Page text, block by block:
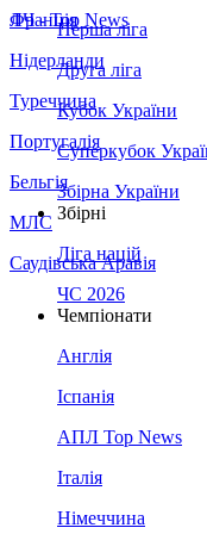
Франція
Нідерланди
Туреччина
Португалія
Бельгія
МЛС
Саудівська Аравія
ЛЧ - Top News
Перша ліга
Друга ліга
Кубок України
Суперкубок
Збірна України
Збірні
Ліга націй
ЧС 2026
Чемпіонати
Англія
Іспанія
АПЛ Top News
Італія
Німеччина